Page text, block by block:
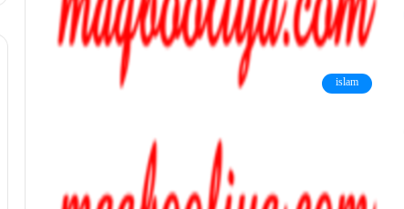
islam